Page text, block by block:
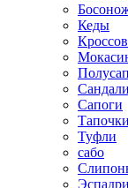
Кеды
Сапоги
Туфли
сабо